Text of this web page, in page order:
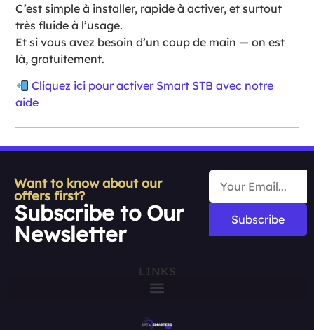
C’est simple à installer, rapide à activer, et surtout
très fluide à l’usage.
Et si vous avez besoin d’un coup de main — on est
là, gratuitement.
Cliquez ici pour activer Smart STB avec notre
aide
Want to know about our
offers first?
Subscribe to Our
Newsletter
Subscribe
LINKS